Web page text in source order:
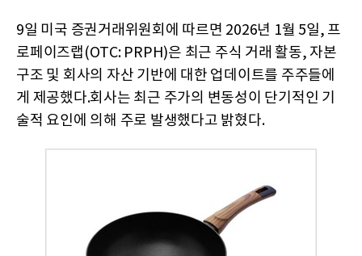
9일 미국 증권거래위원회에 따르면 2026년 1월 5일, 프
로페이즈랩(OTC: PRPH)은 최근 주식 거래 활동, 자본
구조 및 회사의 자산 기반에 대한 업데이트를 주주들에
게 제공했다.회사는 최근 주가의 변동성이 단기적인 기
술적 요인에 의해 주로 발생했다고 밝혔다.